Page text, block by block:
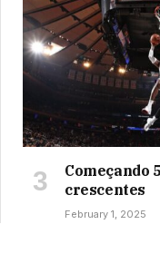
Começando
crescentes
February 1, 2025